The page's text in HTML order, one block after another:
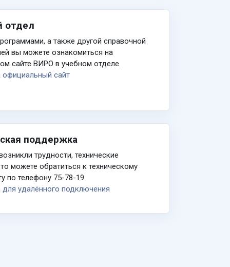
отдел
а также другой справочной
вы можете ознакомиться на
сайте ВИРО в учебном отделе.
официальный сайт
поддержка
трудности, технические
можете обратиться к техническому
по телефону 75-78-19.
удалённого подключения